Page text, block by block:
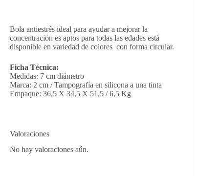
Bola antiestrés ideal para ayudar a mejorar la
concentración es aptos para todas las edades está
disponible en variedad de colores con forma circular.
Ficha Técnica:
Medidas: 7 cm diámetro
Marca: 2 cm / Tampografía en silicona a una tinta
Empaque: 36,5 X 34,5 X 51,5 / 6,5 Kg
Valoraciones
No hay valoraciones aún.